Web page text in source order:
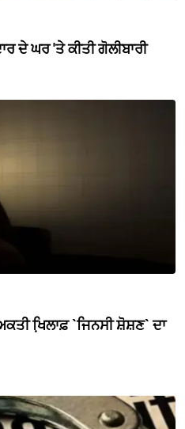
ਦੇ ਘਰ 'ਤੇ ਕੀਤੀ ਗੋਲੀਬਾਰੀ
ਖਿ਼ਲਾਫ਼ `ਜਿਨਸੀ ਸ਼ੋਸ਼ਣ` ਦਾ